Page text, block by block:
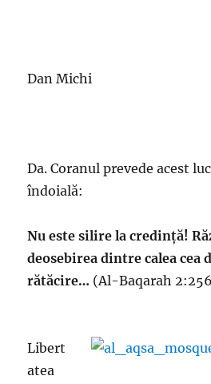
Dan Michi
Da. Coranul prevede acest
îndoială:
Nu este silire la credință!
deosebirea dintre calea cea
rătăcire… (Al-Baqarah
Libert
atea